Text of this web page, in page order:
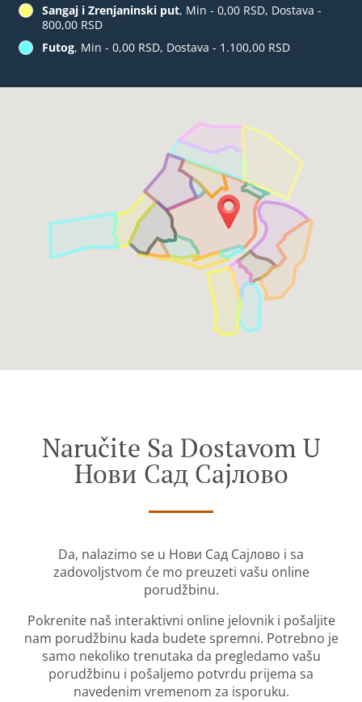
Sangaj i Zrenjaninski put, Min - 0,00 RSD, Dostava -
800,00 RSD
Futog, Min - 0,00 RSD, Dostava - 1.100,00 RSD
Naručite Sa Dostavom U
Нови Сад Сајлово
Da, nalazimo se u Нови Сад Сајлово i sa
zadovoljstvom će mo preuzeti vašu online
porudžbinu.
Pokrenite naš interaktivni online jelovnik i pošaljite
nam porudžbinu kada budete spremni. Potrebno je
samo nekoliko trenutaka da pregledamo vašu
porudžbinu i pošaljemo potvrdu prijema sa
navedenim vremenom za isporuku.